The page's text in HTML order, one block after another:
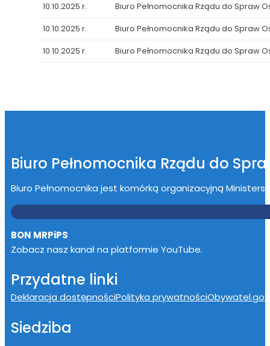
10.10.2025 r.
Biuro Pełnomocnika Rządu do Spraw
10.10.2025 r.
Biuro Pełnomocnika Rządu do Spraw
10.10.2025 r.
Biuro Pełnomocnika Rządu do Spraw
Biuro Pełnomocnika Rządu do
Biuro Pełnomocnika jest komórką organizacyjną
BON MRPiPS
Zobacz nasz kanał na platformie YouTube.
Przydatne linki
Deklaracja dostępnościPolityka prywatności
Siedziba